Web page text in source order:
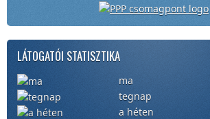
LÁTOGATÓI STATISZTIKA
ma
tegnap
a héten